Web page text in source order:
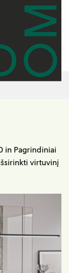
in Pagrindiniai
virtuvinį